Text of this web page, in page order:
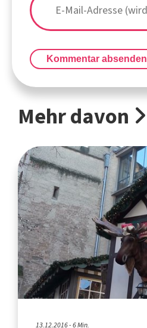
Kommentar absenden
Mehr davon
13.12.2016 - 6 Min.